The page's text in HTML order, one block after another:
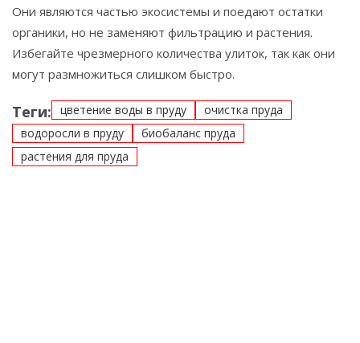
Они являются частью экосистемы и поедают остатки
органики, но не заменяют фильтрацию и растения.
Избегайте чрезмерного количества улиток, так как они
могут размножиться слишком быстро.
Теги: цветение воды в пруду
очистка пруда
водоросли в пруду
биобаланс пруда
растения для пруда